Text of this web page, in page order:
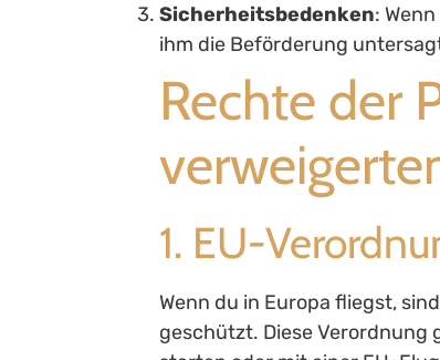
Sicherheitsbedenken:
ihm die Beförderung
Rechte der
1. EU-
Wenn du in Europa fliegst,
geschützt. Diese Verordnung